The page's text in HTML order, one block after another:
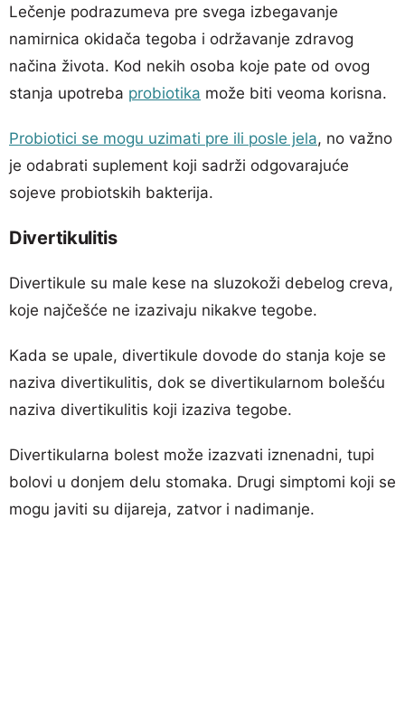
Lečenje podrazumeva pre svega izbegavanje
namirnica okidača tegoba i održavanje zdravog
načina života. Kod nekih osoba koje pate od ovog
stanja upotreba probiotika može biti veoma korisna.
Probiotici se mogu uzimati pre ili posle jela, no važno
je odabrati suplement koji sadrži odgovarajuće
sojeve probiotskih bakterija.
Divertikulitis
Divertikule su male kese na sluzokoži debelog creva,
koje najčešće ne izazivaju nikakve tegobe.
Kada se upale, divertikule dovode do stanja koje se
naziva divertikulitis, dok se divertikularnom bolešću
naziva divertikulitis koji izaziva tegobe.
Divertikularna bolest može izazvati iznenadni, tupi
bolovi u donjem delu stomaka. Drugi simptomi koji se
mogu javiti su dijareja, zatvor i nadimanje.